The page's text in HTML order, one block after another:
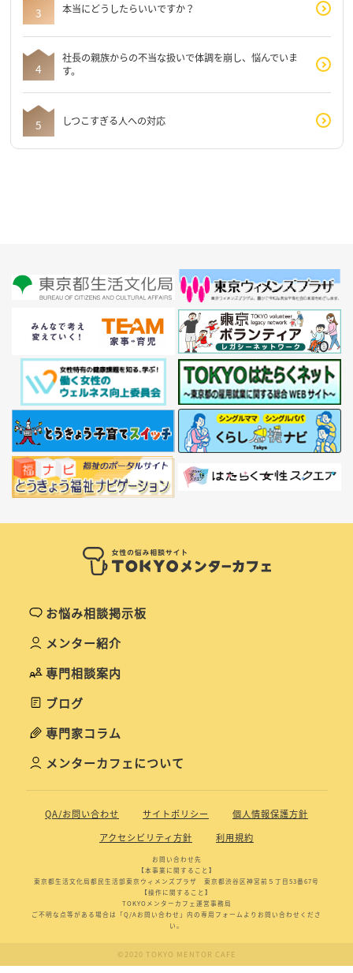
本当にどうしたらいいですか？
社長の親族からの不当な扱いで体調を崩し、悩んでいま
す。
しつこすぎる人への対応
お悩み相談掲示板
メンター紹介
専門相談案内
ブログ
専門家コラム
メンターカフェについて
QA/お問い合わせ サイトポリシー
個人情報保護方針
アクセシビリティ方針
利用規約
お問い合わせ先
【本事業に関すること】
東京都生活文化局都民生活部東京ウィメンズプラザ 東京都渋谷区神宮前５丁目53番67号
【操作に関すること】
TOKYOメンターカフェ運営事務局
ご不明な点等がある場合は「Q/Aお問い合わせ」内の専用フォームよりお問い合わせくださ
い。
©2020 TOKYO MENTOR CAFE